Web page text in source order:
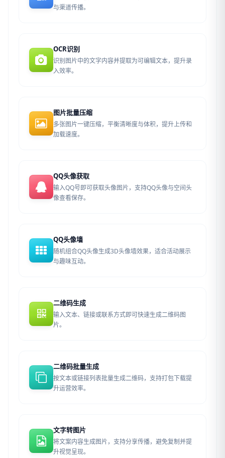
与渠道传播。
OCR识别
识别图片中的文字内容并提取为可编辑文本，提升录
入效率。
图片批量压缩
多张图片一键压缩，平衡清晰度与体积，提升上传和
加载速度。
QQ头像获取
输入QQ号即可获取头像图片，支持QQ头像与空间头
像查看保存。
QQ头像墙
随机组合QQ头像生成3D头像墙效果，适合活动展示
与趣味互动。
二维码生成
输入文本、链接或联系方式即可快速生成二维码图
片。
二维码批量生成
按文本或链接列表批量生成二维码，支持打包下载提
升运营效率。
文字转图片
将文案内容生成图片，支持分享传播，避免复制并提
升视觉呈现。